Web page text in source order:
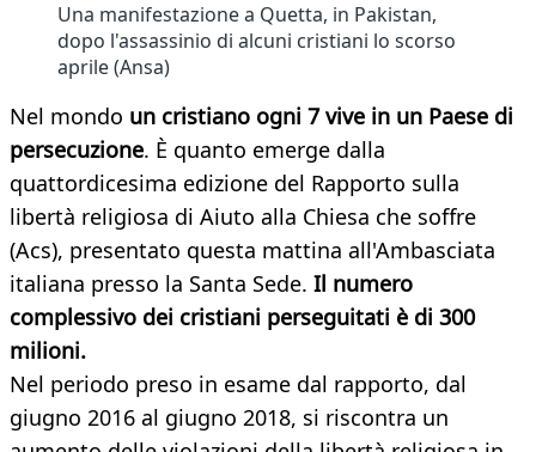
Una manifestazione a Quetta, in Pakistan,
dopo l'assassinio di alcuni cristiani lo scorso
aprile (Ansa)
Nel mondo un cristiano ogni 7 vive in un Paese di
persecuzione. È quanto emerge dalla
quattordicesima edizione del Rapporto sulla
libertà religiosa di Aiuto alla Chiesa che soffre
(Acs), presentato questa mattina all'Ambasciata
italiana presso la Santa Sede. Il numero
complessivo dei cristiani perseguitati è di 300
milioni.
Nel periodo preso in esame dal rapporto, dal
giugno 2016 al giugno 2018, si riscontra un